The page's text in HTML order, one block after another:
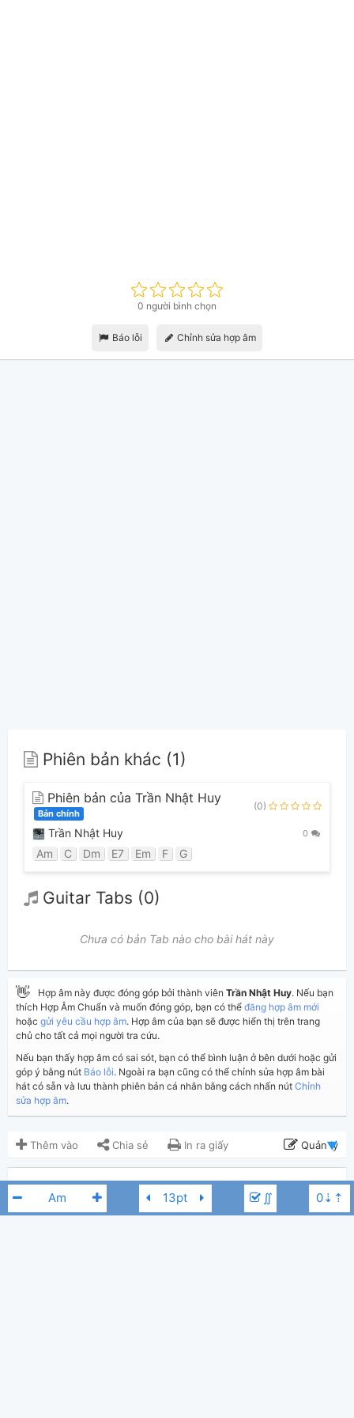
∬
0 người bình chọn
Báo lỗi Chỉnh sửa hợp âm
Phiên bản khác (1)
Phiên bản của Trần Nhật Huy
Bản chính
(0)
Trần Nhật Huy 0
Am C Dm E7 Em F G
Guitar Tabs (0)
Chưa có bản Tab nào cho bài hát này
👋 Hợp âm này được đóng góp bởi thành viên Trần Nhật Huy. Nếu bạn
thích Hợp Âm Chuẩn và muốn đóng góp, bạn có thể đăng hợp âm mới
hoặc gửi yêu cầu hợp âm. Hợp âm của bạn sẽ được hiển thị trên trang
chủ cho tất cả mọi người tra cứu.
Nếu bạn thấy hợp âm có sai sót, bạn có thể bình luận ở bên dưới hoặc gửi
góp ý bằng nút Báo lỗi. Ngoài ra bạn cũng có thể chỉnh sửa hợp âm bài
hát có sẵn và lưu thành phiên bản cá nhân bằng cách nhấn nút Chỉnh
sửa hợp âm.
Thêm vào Chia sẻ In ra giấy Quản lý
Cập nhật: ngày 5 tháng 07, 2026
Lượt xem: 235
BÌNH LUẬN